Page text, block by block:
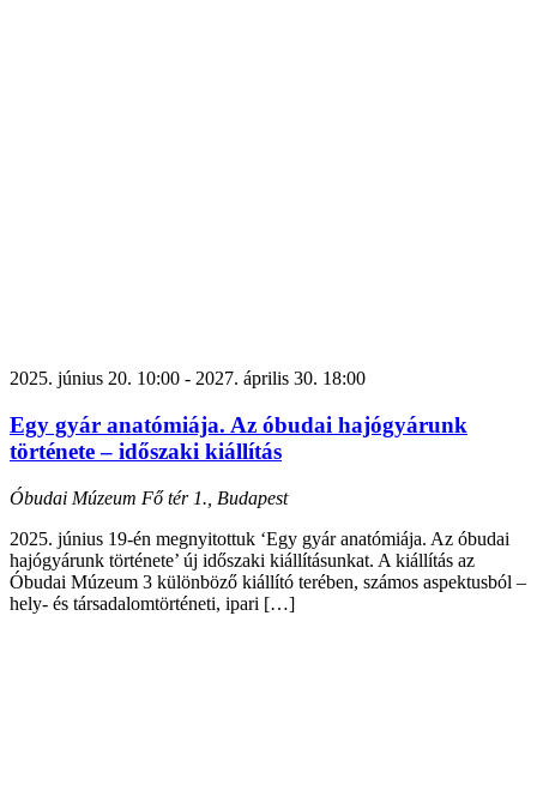
2025. június 20. 10:00 - 2027. április 30. 18:00
Egy gyár anatómiája. Az óbudai hajógyárunk
története – időszaki kiállítás
Óbudai Múzeum Fő tér 1., Budapest
2025. június 19-én megnyitottuk ‘Egy gyár anatómiája. Az óbudai
hajógyárunk története’ új időszaki kiállításunkat. A kiállítás az
Óbudai Múzeum 3 különböző kiállító terében, számos aspektusból –
hely- és társadalomtörténeti, ipari […]